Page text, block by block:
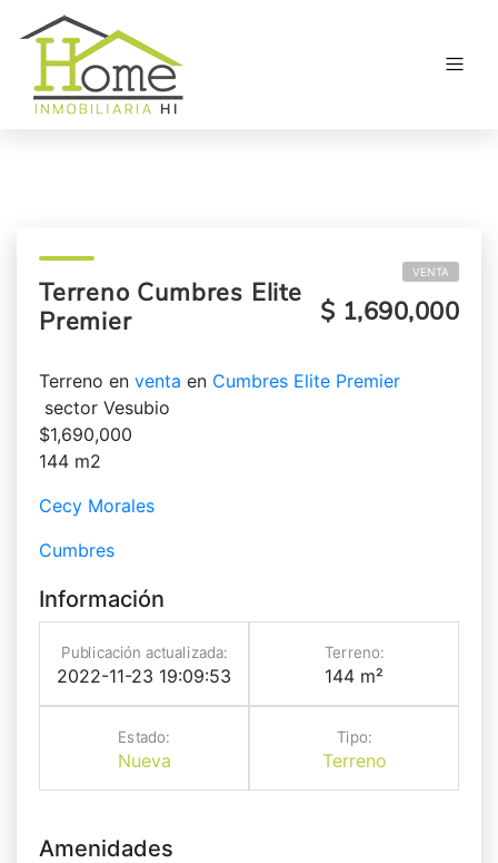
Terreno Cumbres Elite
Premier
VENTA
$ 1,690,000
Terreno en venta en Cumbres Elite Premier
sector Vesubio
$1,690,000
144 m2
Cecy Morales
Cumbres
Información
Publicación actualizada:
2022-11-23 19:09:53
Terreno:
144 m²
Estado:
Nueva
Tipo:
Terreno
Amenidades